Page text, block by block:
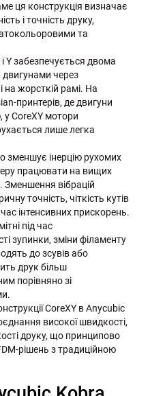
ця конструкція визначає
і точність друку,
та
Y забезпечується двома
через
на жорсткій рамі. На
принтерів, де двигуни
у CoreXY мотори
лише легка
зменшує інерцію рухомих
працювати на вищих
Зменшення вібрацій
точність, чіткість кутів
час інтенсивних прискорень.
під час
зупинки, зміни філаменту
до зсувів або
друк більш
порівняно зі
CoreXY в Anycubic
високої швидкості,
друку, що принципово
рішень з традиційною